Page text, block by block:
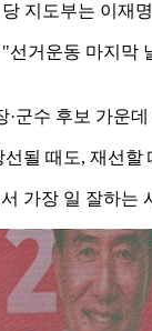
지도부는 이재
선거운동 마지막
·군수 후보 가운
될 때도, 재선
가장 일 잘하는